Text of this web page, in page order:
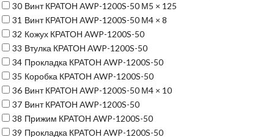
30 Винт КРАТОН AWP-1200S-50 М5 × 125
31 Винт КРАТОН AWP-1200S-50 М4 × 8
32 Кожух КРАТОН AWP-1200S-50
33 Втулка КРАТОН AWP-1200S-50
34 Прокладка КРАТОН AWP-1200S-50
35 Коробка КРАТОН AWP-1200S-50
36 Винт КРАТОН AWP-1200S-50 М4 × 10
37 Винт КРАТОН AWP-1200S-50
38 Прижим КРАТОН AWP-1200S-50
39 Прокладка КРАТОН AWP-1200S-50